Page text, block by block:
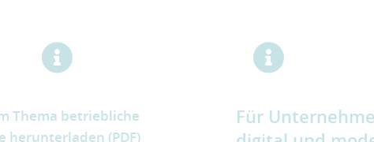
Thema betriebliche
herunterladen (PDF)
Für